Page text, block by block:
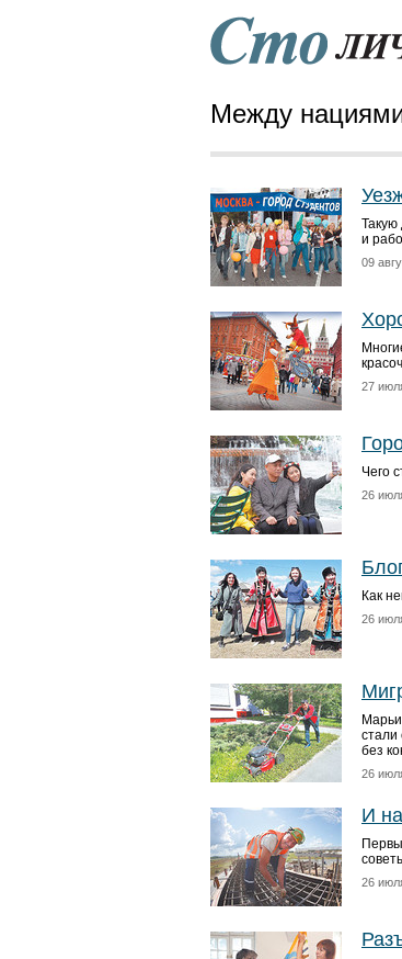
Между
и
09
27
Чего
26
Как
26
стали
без
26
И
26